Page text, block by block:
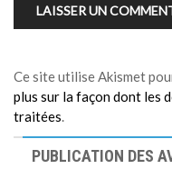
Ce site utilise Akismet
plus sur la façon dont les
traitées.
PUBLICATION DES